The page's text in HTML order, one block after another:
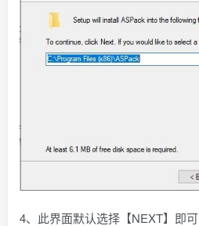
4、此界面默认选择【NEXT】即可